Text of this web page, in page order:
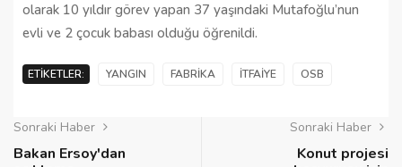
olarak 10 yıldır görev yapan 37 yaşındaki Mutafoğlu’nun
evli ve 2 çocuk babası olduğu öğrenildi.
ETIKETLER: YANGIN FABRIKA İTFAIYE OSB
Sonraki Haber
Bakan Ersoy'dan
Sonraki Haber
Konut projesi